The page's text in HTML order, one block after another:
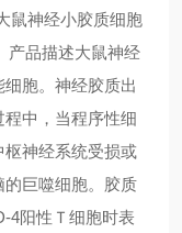
鼠神经小胶质细胞
产品描述大鼠神经
胞。神经胶质出
中，当程序性细
神经系统受损或
巨噬细胞。胶质
4阳性Ｔ细胞时表